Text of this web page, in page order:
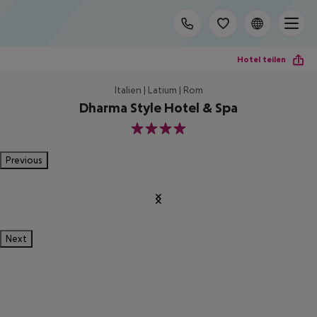
Hotel teilen
Italien | Latium | Rom
Dharma Style Hotel & Spa
4
Previous
Next